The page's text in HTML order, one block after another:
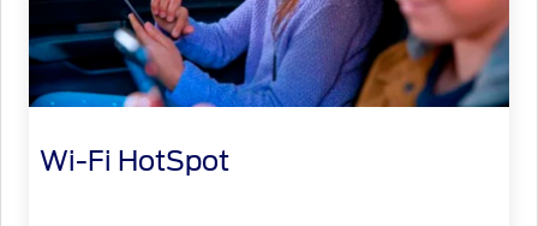
Wi-Fi HotSpot